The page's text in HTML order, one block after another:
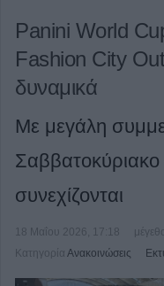
Panini World
Fashion City
δυναμικά
Με μεγάλη
Σαββατοκύριακο
συνεχίζονται
18 Μαΐου 2026, 17:18
Κατηγορία Ανακοινώσεις